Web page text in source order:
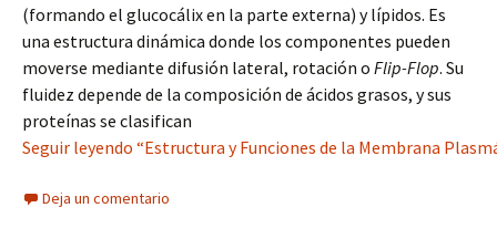
(formando el glucocálix en la parte externa) y lípidos. Es
una estructura dinámica donde los componentes pueden
moverse mediante difusión lateral, rotación o Flip-Flop. Su
fluidez depende de la composición de ácidos grasos, y sus
proteínas se clasifican
Seguir leyendo “Estructura y Funciones de la Membrana
Deja un comentario